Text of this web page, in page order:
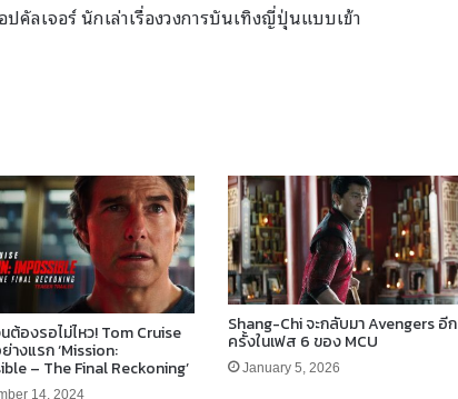
ปคัลเจอร์ นักเล่าเรื่องวงการบันเทิงญี่ปุ่นแบบเข้า
ต้องรอไม่ไหว! Tom Cruise
างแรก ‘Mission:
– The Final Reckoning’
14, 2024
Shang-Chi จะกลับมา Avengers อีก
ครั้งในเฟส 6 ของ MCU
January 5, 2026